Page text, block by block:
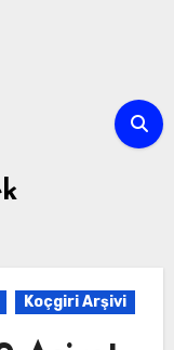
Koçgiri Arşivi